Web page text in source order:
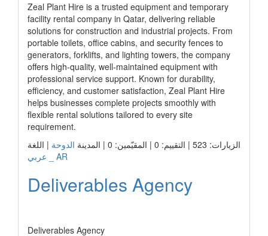
Zeal Plant Hire is a trusted equipment and temporary
facility rental company in Qatar, delivering reliable
solutions for construction and industrial projects. From
portable toilets, office cabins, and security fences to
generators, forklifts, and lighting towers, the company
offers high-quality, well-maintained equipment with
professional service support. Known for durability,
efficiency, and customer satisfaction, Zeal Plant Hire
helps businesses complete projects smoothly with
flexible rental solutions tailored to every site
requirement.
الزيارات: 523 | التقييم: 0 | المقيّمين: 0 | المدينة
الدوحة | اللغة
عربي _ AR
Deliverables Agency
Deliverables Agency